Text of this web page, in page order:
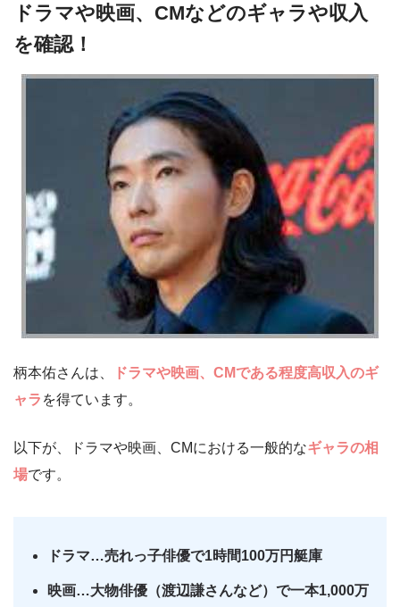
ドラマや映画、CMなどのギャラや収入
を確認！
柄本佑さんは、
ドラマや映画、CMである程度高収入のギ
ャラ を得ています。
以下が、ドラマや映画、CMにおける一般的なギャラの相
場です。
ドラマ…売れっ子俳優で1時間100万円艇庫
映画…大物俳優（渡辺謙さんなど）で一本1,000万